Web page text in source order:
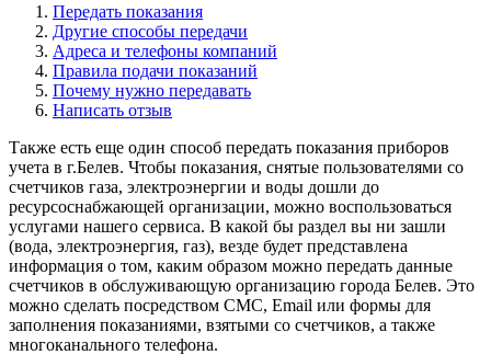
Передать показания
Другие способы передачи
Адреса и телефоны компаний
Правила подачи показаний
Почему нужно передавать
Написать отзыв
Также есть еще один способ передать показания приборов
учета в г.Белев. Чтобы показания, снятые пользователями со
счетчиков газа, электроэнергии и воды дошли до
ресурсоснабжающей организации, можно воспользоваться
услугами нашего сервиса. В какой бы раздел вы ни зашли
(вода, электроэнергия, газ), везде будет представлена
информация о том, каким образом можно передать данные
счетчиков в обслуживающую организацию города Белев. Это
можно сделать посредством СМС, Email или формы для
заполнения показаниями, взятыми со счетчиков, а также
многоканального телефона.